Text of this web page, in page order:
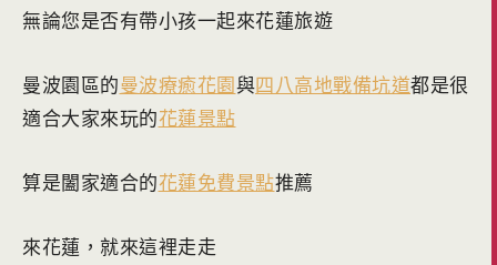
無論您是否有帶小孩一起來花蓮旅遊
曼波園區的曼波療癒花園與四八高地戰備坑道都是很
適合大家來玩的花蓮景點
算是闔家適合的花蓮免費景點推薦
來花蓮，就來這裡走走